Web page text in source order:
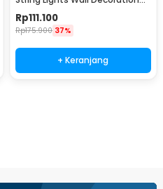
18W 3x3M 320 LED - S-32
Rp111.100
Rp175.900 37%
+ Keranjang